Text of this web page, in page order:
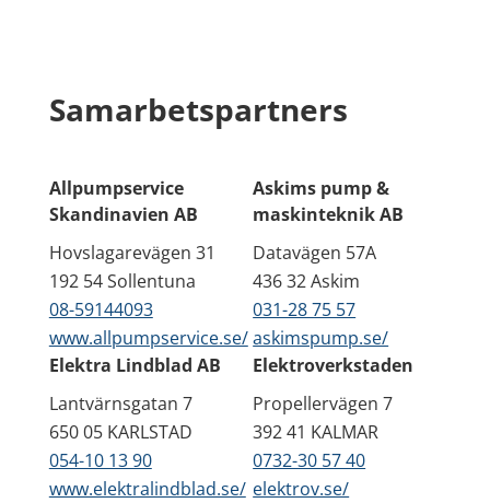
Samarbetspartners
Allpumpservice
Skandinavien AB
Hovslagarevägen 31
192 54 Sollentuna
08-59144093
www.allpumpservice.se/
Askims pump &
maskinteknik AB
Datavägen 57A
436 32 Askim
031-28 75 57
askimspump.se/
Elektra Lindblad AB
Lantvärnsgatan 7
650 05 KARLSTAD
054-10 13 90
www.elektralindblad.se/
Elektroverkstaden
Propellervägen 7
392 41 KALMAR
0732-30 57 40
elektrov.se/